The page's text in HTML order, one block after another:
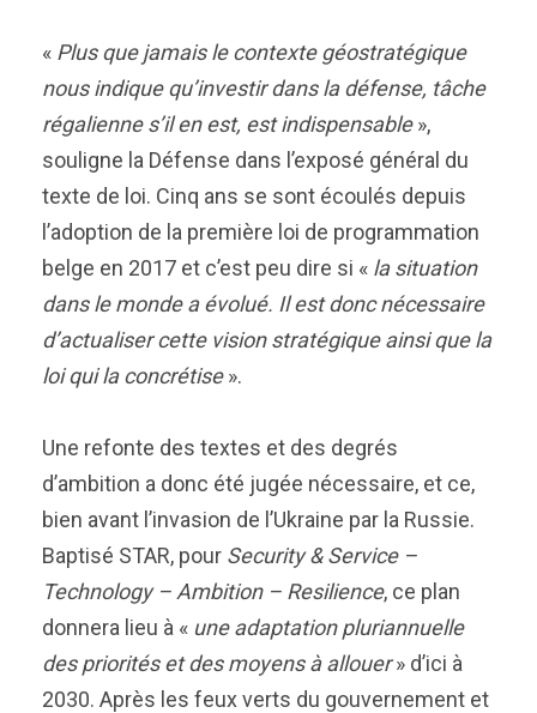
« Plus que jamais le contexte géostratégique
nous indique qu’investir dans la défense, tâche
régalienne s’il en est, est indispensable»,
souligne la Défense dans l’exposé général du
texte de loi. Cinq ans se sont écoulés depuis
l’adoption de la première loi de programmation
belge en 2017 et c’est peu dire si « la situation
dans le monde a évolué. Il est donc nécessaire
d’actualiser cette vision stratégique ainsi que la
loi qui la concrétise».
Une refonte des textes et des degrés
d’ambition a donc été jugée nécessaire, et ce,
bien avant l’invasion de l’Ukraine par la Russie.
Baptisé STAR, pour Security & Service –
Technology – Ambition – Resilience, ce plan
donnera lieu à « une adaptation pluriannuelle
des priorités et des moyens à allouer» d’ici à
2030. Après les feux verts du gouvernement et